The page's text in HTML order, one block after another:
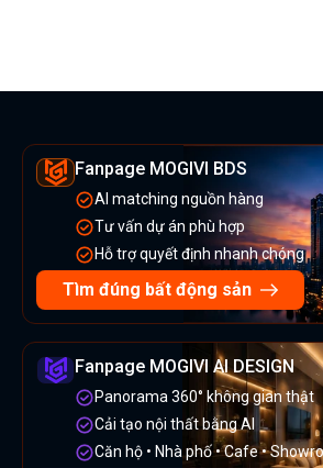
Fanpage MOGIVI BDS
AI matching nguồn hàng
Tư vấn dự án phù hợp
Hỗ trợ quyết định nhanh chóng
Tìm đúng bất động sản
Fanpage MOGIVI AI DESIGN
Panorama 360° không gian thật
Cải tạo nội thất bằng AI
Căn hộ • Nhà phố • Cafe •